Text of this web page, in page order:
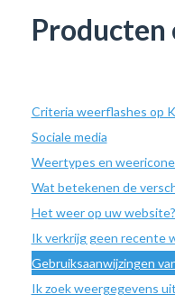
Producten
Criteria weerflashes op
Sociale media
Weertypes en
Wat betekenen de
Het weer op uw website?
Ik verkrijg geen recente
Gebruiksaanwijzingen
Ik zoek weergegevens